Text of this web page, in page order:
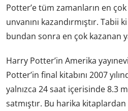
Potter’e tüm zamanların en
unvanını kazandırmıştır. Tabii
bundan sonra en çok kazanan
Harry Potter’in Amerika
Potter’in final kitabını 2007
yalnızca 24 saat içerisinde 8.3
satmıştır. Bu harika